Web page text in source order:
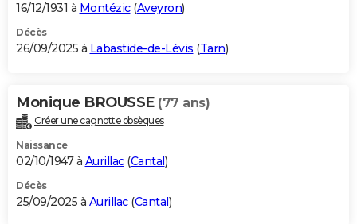
16/12/1931 à Montézic(Aveyron)
Décès
26/09/2025 à Labastide-de-Lévis (Tarn)
Monique BROUSSE (77 ans)
Créer une cagnotte obsèques
Naissance
02/10/1947 à Aurillac(Cantal)
Décès
25/09/2025 à Aurillac(Cantal)